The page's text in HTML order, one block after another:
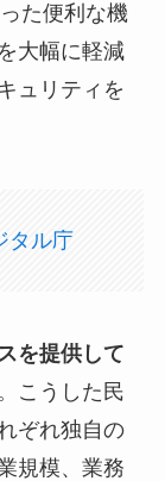
た便利な機
大幅に軽減
ュリティを
タル庁
を提供して
こうした民
ぞれ独自の
規模、業務